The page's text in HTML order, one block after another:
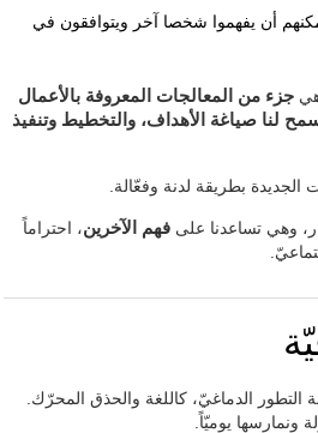
أن يفهموا شخصا آخر ويتوافقون في
جزء من المعالجات المعروفة بالأعمال
لنا صياغة الأهداف، والتخطيط وتنفيذ
بطريقة لدنة وفعّالة.
وهي تساعدنا على فهم الآخرين، احتراماً
التطور الدماغيّ، كاللغة والحذق المحرّك.
ونمارسها يوميّاً.